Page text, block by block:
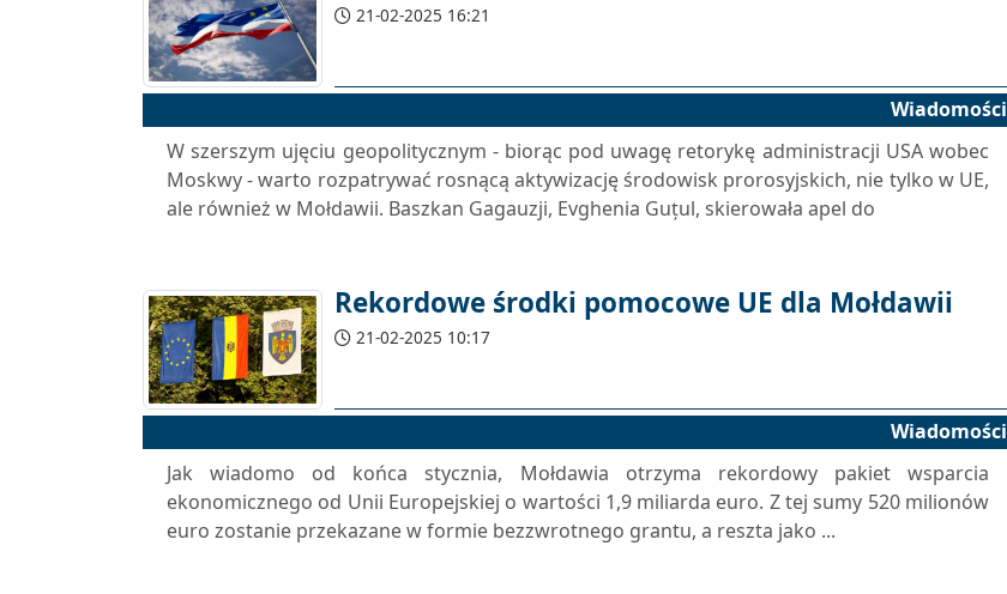
21-02-2025 16:21
Wiadomości
W szerszym ujęciu geopolitycznym - biorąc pod uwagę retorykę administracji USA wobec
Moskwy - warto rozpatrywać rosnącą aktywizację środowisk prorosyjskich, nie tylko w UE,
ale również w Mołdawii. Baszkan Gagauzji, Evghenia Guțul, skierowała apel do
Rekordowe środki pomocowe UE dla Mołdawii
21-02-2025 10:17
Wiadomości
Jak wiadomo od końca stycznia, Mołdawia otrzyma rekordowy pakiet wsparcia
ekonomicznego od Unii Europejskiej o wartości 1,9 miliarda euro. Z tej sumy 520 milionów
euro zostanie przekazane w formie bezzwrotnego grantu, a reszta jako ...